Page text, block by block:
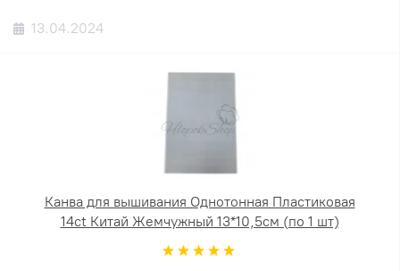
13.04.2024
Канва для вышивания Однотонная Пластиковая
14ct Китай Жемчужный 13*10,5см (по 1 шт)